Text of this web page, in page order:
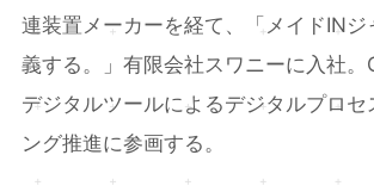
連装置メーカーを経て、「メイドINジ
義する。」有限会社スワニーに入社。
デジタルツールによるデジタルプロセ
ング推進に参画する。